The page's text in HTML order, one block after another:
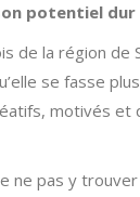
potentiel dur
de la région de
se fasse
motivés et
ne pas y